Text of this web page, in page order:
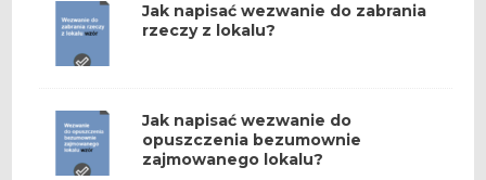
Jak napisać wezwanie do zabrania
rzeczy z lokalu?
Jak napisać wezwanie do
opuszczenia bezumownie
zajmowanego lokalu?